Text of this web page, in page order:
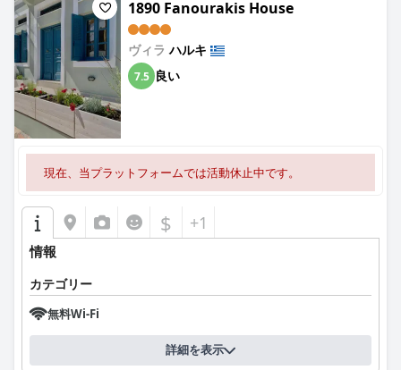
1890 Fanourakis House
ヴィラハルキ
7.5 良い
現在、当プラットフォームでは活動休止中です。
$ +1
情報
カテゴリー
無料Wi-Fi
詳細を表示